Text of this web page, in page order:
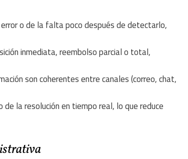
o de la falta poco después de detectarlo,
inmediata, reembolso parcial o total,
son coherentes entre canales (correo, chat,
la resolución en tiempo real, lo que reduce